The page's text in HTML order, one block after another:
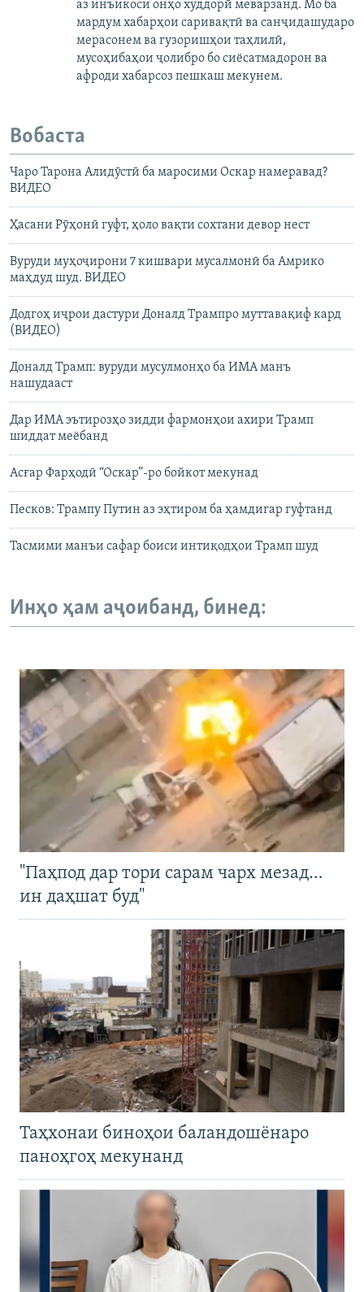
аз инъикоси онҳо худдорӣ меварзанд. Мо ба
мардум хабарҳои саривақтӣ ва санҷидашударо
мерасонем ва гузоришҳои таҳлилӣ,
мусоҳибаҳои ҷолибро бо сиёсатмадорон ва
афроди хабарсоз пешкаш мекунем.
Вобаста
Чаро Тарона Алидӯстӣ ба маросими Оскар намеравад?
ВИДЕО
Ҳасани Рӯҳонӣ гуфт, ҳоло вақти сохтани девор нест
Вуруди муҳоҷирони 7 кишвари мусалмонӣ ба Амрико
маҳдуд шуд. ВИДЕО
Додгоҳ иҷрои дастури Доналд Трампро муттавақиф кард
(ВИДЕО)
Доналд Трамп: вуруди мусулмонҳо ба ИМА манъ
нашудааст
Дар ИМА эътирозҳо зидди фармонҳои ахири Трамп
шиддат меёбанд
Асғар Фарҳодӣ “Оскар”-ро бойкот мекунад
Песков: Трампу Путин аз эҳтиром ба ҳамдигар гуфтанд
Тасмими манъи сафар боиси интиқодҳои Трамп шуд
Инҳо ҳам аҷоибанд, бинед:
"Паҳпод дар тори сарам чарх мезад…
ин даҳшат буд"
Таҳхонаи биноҳои баландошёнаро
паноҳгоҳ мекунанд